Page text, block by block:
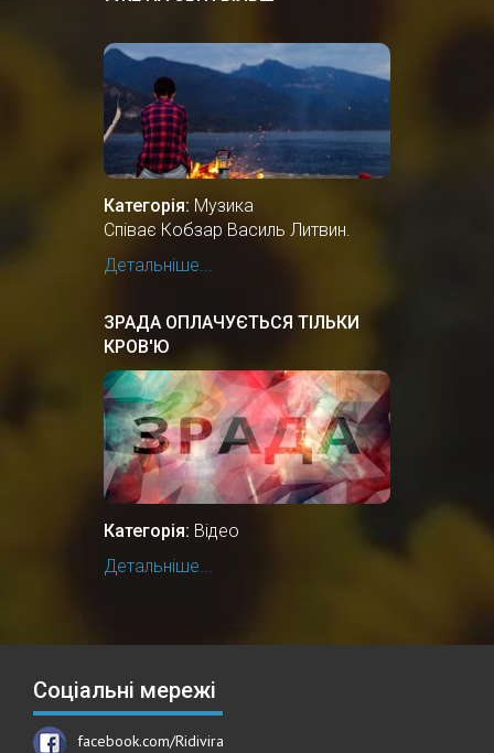
Категорія: Музика
Співає Кобзар Василь Литвин.
Детальніше...
ЗРАДА ОПЛАЧУЄТЬСЯ ТІЛЬКИ
КРОВ'Ю
Категорія: Відео
Детальніше...
Соціальні мережі
facebook.com/Ridivira